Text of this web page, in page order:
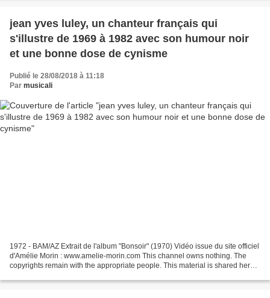
jean yves luley, un chanteur français qui
s'illustre de 1969 à 1982 avec son humour noir
et une bonne dose de cynisme
Publié le 28/08/2018 à 11:18
Par musicali
1972 - BAM/AZ Extrait de l'album "Bonsoir" (1970) Vidéo issue du site officiel
d'Amélie Morin : www.amelie-morin.com This channel owns nothing. The
copyrights remain with the appropriate people. This material is shared here